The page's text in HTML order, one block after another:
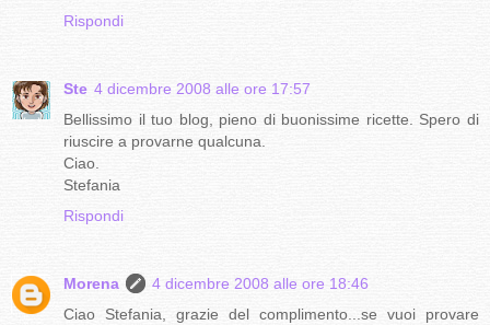
Rispondi
Ste 4 dicembre 2008 alle ore 17:57
Bellissimo il tuo blog, pieno di buonissime ricette. Spero di
riuscire a provarne qualcuna.
Ciao.
Stefania
Rispondi
Morena
4 dicembre 2008 alle ore 18:46
Ciao Stefania, grazie del complimento...se vuoi provare